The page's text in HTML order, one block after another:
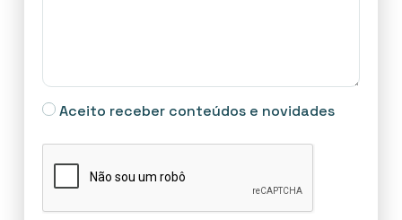
Aceito receber conteúdos e novidades